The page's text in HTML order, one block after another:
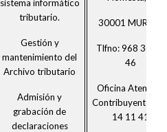
sistema informático
tributario.
Gestión y
mantenimiento del
Archivo tributario
Admisión y
grabación de
declaraciones
30001 MURCIA
Tlfno: 968 36 54
46
Oficina Atención
14 11 41